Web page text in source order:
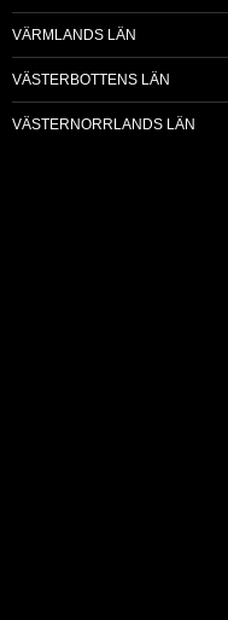
VÄRMLANDS LÄN
VÄSTERBOTTENS LÄN
VÄSTERNORRLANDS LÄN